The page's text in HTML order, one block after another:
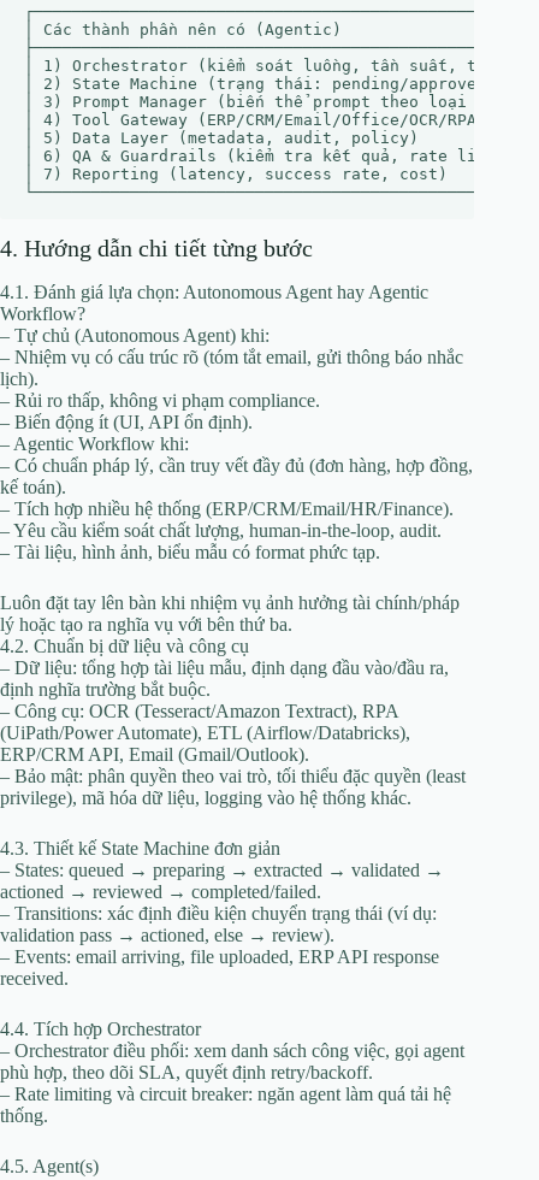
│ Các thành phần nên có (Agentic)
│ 1) Orchestrator (kiểm soát luồng, tần suất,
│ 2) State Machine (trạng thái: pending/approved/
│ 3) Prompt Manager (biến thể prompt theo loại
│ 4) Tool Gateway (ERP/CRM/Email/Office/OCR/RPA/
│ 5) Data Layer (metadata, audit, policy)
│ 6) QA & Guardrails (kiểm tra kết quả, rate limit,
│ 7) Reporting (latency, success rate, cost)
4. Hướng dẫn chi tiết từng bước
4.1. Đánh giá lựa chọn: Autonomous Agent hay Agentic
Workflow?
– Tự chủ (Autonomous Agent) khi:
– Nhiệm vụ có cấu trúc rõ (tóm tắt email, gửi thông báo nhắc
lịch).
– Rủi ro thấp, không vi phạm compliance.
– Biến động ít (UI, API ổn định).
– Agentic Workflow khi:
– Có chuẩn pháp lý, cần truy vết đầy đủ (đơn hàng, hợp đồng,
kế toán).
– Tích hợp nhiều hệ thống (ERP/CRM/Email/HR/Finance).
– Yêu cầu kiểm soát chất lượng, human-in-the-loop, audit.
– Tài liệu, hình ảnh, biểu mẫu có format phức tạp.
Luôn đặt tay lên bàn khi nhiệm vụ ảnh hưởng tài chính/pháp
lý hoặc tạo ra nghĩa vụ với bên thứ ba.
4.2. Chuẩn bị dữ liệu và công cụ
– Dữ liệu: tổng hợp tài liệu mẫu, định dạng đầu vào/đầu ra,
định nghĩa trường bắt buộc.
– Công cụ: OCR (Tesseract/Amazon Textract), RPA
(UiPath/Power Automate), ETL (Airflow/Databricks),
ERP/CRM API, Email (Gmail/Outlook).
– Bảo mật: phân quyền theo vai trò, tối thiểu đặc quyền (least
privilege), mã hóa dữ liệu, logging vào hệ thống khác.
4.3. Thiết kế State Machine đơn giản
– States: queued → preparing → extracted → validated →
actioned → reviewed → completed/failed.
– Transitions: xác định điều kiện chuyển trạng thái (ví dụ:
validation pass → actioned, else → review).
– Events: email arriving, file uploaded, ERP API response
received.
4.4. Tích hợp Orchestrator
– Orchestrator điều phối: xem danh sách công việc, gọi agent
phù hợp, theo dõi SLA, quyết định retry/backoff.
– Rate limiting và circuit breaker: ngăn agent làm quá tải hệ
thống.
4.5. Agent(s)